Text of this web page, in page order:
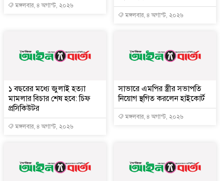
মঙ্গলবার, ৪ অগাস্ট, ২০২৬
মঙ্গলবার, ৪ অগাস্ট, ২০২৬
১ বছরের মধ্যে জুলাই হত্যা
মামলার বিচার শেষ হবে: চিফ
প্রসিকিউটর
মঙ্গলবার, ৪ অগাস্ট, ২০২৬
সাভারে এমপির স্ত্রীর সভাপতি
নিয়োগ স্থগিত করলেন হাইকোর্ট
মঙ্গলবার, ৪ অগাস্ট, ২০২৬